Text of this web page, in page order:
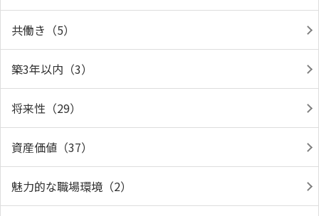
共働き（5）
築3年以内（3）
将来性（29）
資産価値（37）
魅力的な職場環境（2）